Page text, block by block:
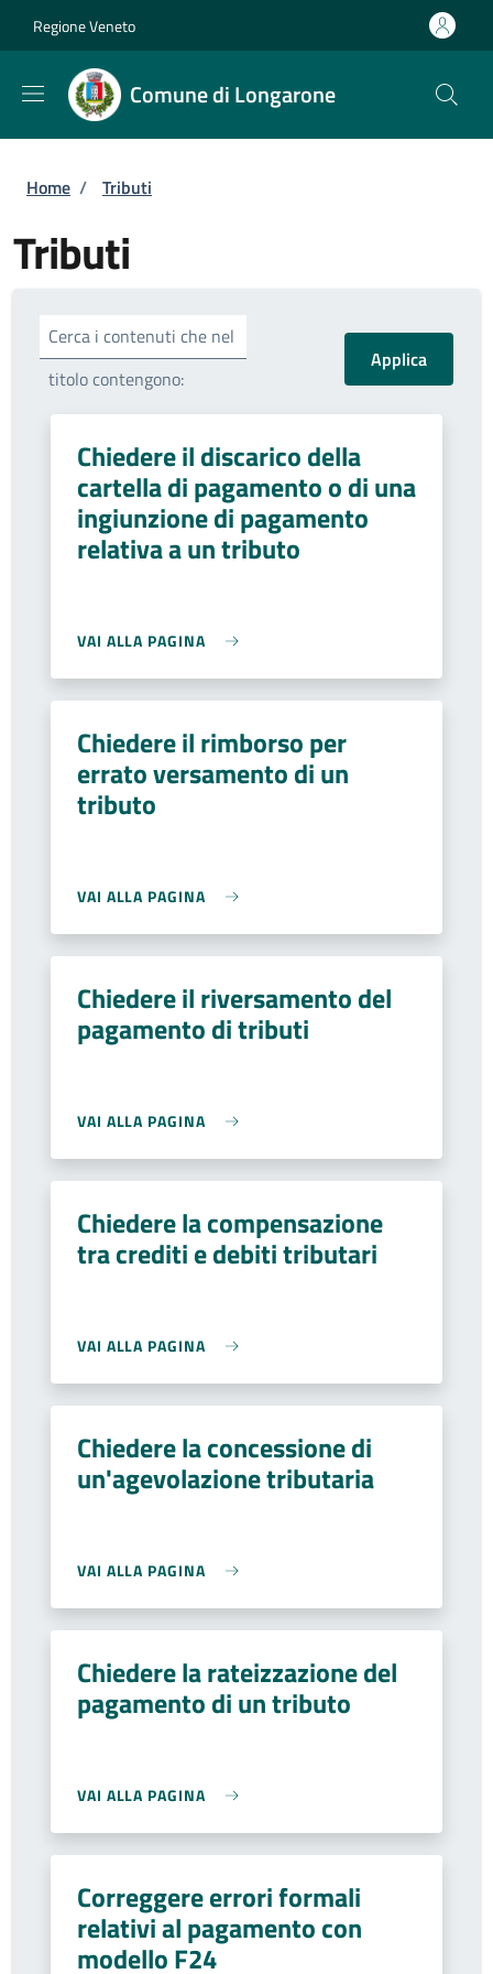
Regione Veneto
Comune di Longarone
Briciole di pane
Home / Tributi
Tributi
Cerca i contenuti che nel
titolo contengono:
Chiedere il discarico della
cartella di pagamento o di una
ingiunzione di pagamento
relativa a un tributo
VAI ALLA PAGINA
Chiedere il rimborso per
errato versamento di un
tributo
VAI ALLA PAGINA
Chiedere il riversamento del
pagamento di tributi
VAI ALLA PAGINA
Chiedere la compensazione
tra crediti e debiti tributari
VAI ALLA PAGINA
Chiedere la concessione di
un'agevolazione tributaria
VAI ALLA PAGINA
Chiedere la rateizzazione del
pagamento di un tributo
VAI ALLA PAGINA
Correggere errori formali
relativi al pagamento con
modello F24